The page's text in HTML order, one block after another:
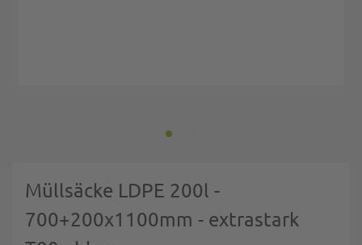
Müllsäcke LDPE 200l -
700+200x1100mm - extrastark